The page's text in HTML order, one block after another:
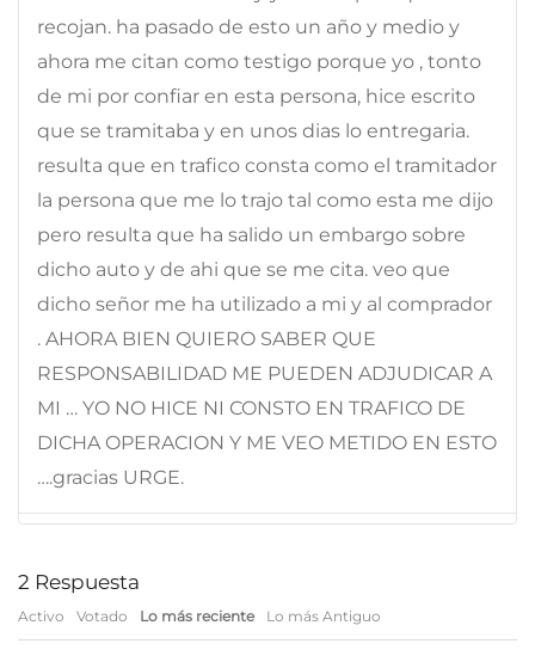
recojan. ha pasado de esto un año y medio y
ahora me citan como testigo porque yo , tonto
de mi por confiar en esta persona, hice escrito
que se tramitaba y en unos dias lo entregaria.
resulta que en trafico consta como el tramitador
la persona que me lo trajo tal como esta me dijo
pero resulta que ha salido un embargo sobre
dicho auto y de ahi que se me cita. veo que
dicho señor me ha utilizado a mi y al comprador
. AHORA BIEN QUIERO SABER QUE
RESPONSABILIDAD ME PUEDEN ADJUDICAR A
MI … YO NO HICE NI CONSTO EN TRAFICO DE
DICHA OPERACION Y ME VEO METIDO EN ESTO
….gracias URGE.
2 Respuesta
Activo Votado Lo más reciente Lo más Antiguo